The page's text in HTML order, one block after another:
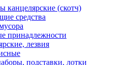
канцелярские (скотч)
средства
принадлежности
лезвия
подставки, лотки